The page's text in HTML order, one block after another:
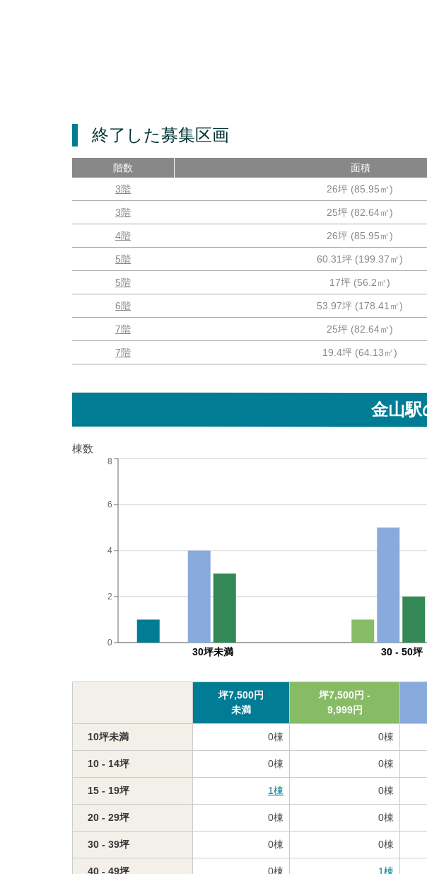
終了した募集区画
階数 面積
3階
26坪 (85.95㎡)
3階 25坪 (82.64㎡)
4階 26坪 (85.95㎡)
5階 60.31坪 (199.37㎡)
5階 17坪 (56.2㎡)
6階 53.97坪 (178.41 ㎡)
7階 25坪 (82.64㎡)
7階 19.4坪 (64.13㎡)
金山駅
棟数
30坪未満 30 - 50坪
0
2
4
6
8
坪7,500円
未満
坪7,500円 -
9,999円
10坪未満 0棟 0棟
10 - 14坪 0棟 0棟
15 - 19坪 1棟 0棟
20 - 29坪 0棟 0棟
30 - 39坪 0棟 0棟
40 - 49坪 0棟 1棟